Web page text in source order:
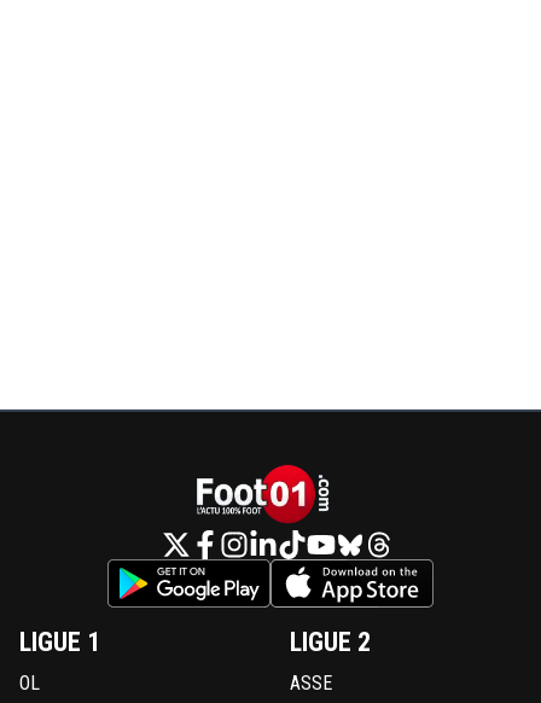
LIGUE 1
OL
LIGUE 2
ASSE